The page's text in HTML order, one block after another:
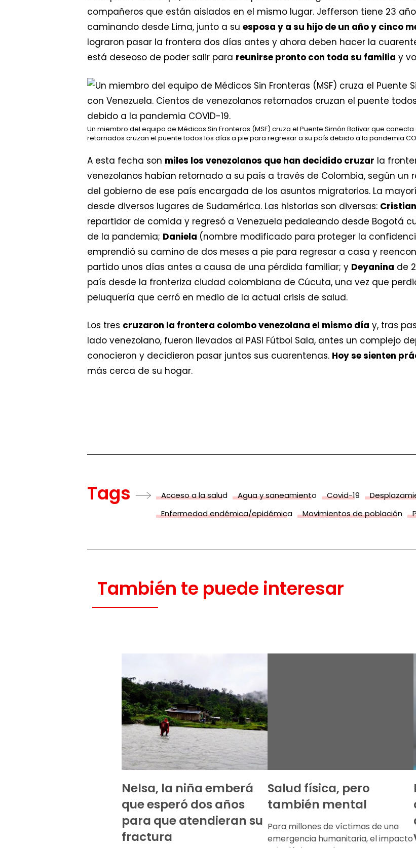
compañeros que están aislados en el mismo lugar. Jefferson tiene 23
caminando desde Lima, junto a su esposa y a su hijo de un año y cinco
lograron pasar la frontera dos días antes y ahora deben hacer la
está deseoso de poder salir para reunirse pronto con toda su familia y
Un miembro del equipo de Médicos Sin Fronteras (MSF) cruza el Puente Simón Bolívar que
retornados cruzan el puente todos los días a pie para regresar a su país debido a la pandemia
A esta fecha son miles los venezolanos que han decidido cruzar la
venezolanos habían retornado a su país a través de Colombia, según un
del gobierno de ese país encargada de los asuntos migratorios. La
desde diversos lugares de Sudamérica. Las historias son diversas: Cristian
repartidor de comida y regresó a Venezuela pedaleando desde Bogotá
de la pandemia; Daniela (nombre modificado para proteger la
emprendió su camino de dos meses a pie para regresar a casa y
partido unos días antes a causa de una pérdida familiar; y Deyanina de
país desde la fronteriza ciudad colombiana de Cúcuta, una vez que
peluquería que cerró en medio de la actual crisis de salud.
Los tres cruzaron la frontera colombo venezolana el mismo día y, tras
lado venezolano, fueron llevados al PASI Fútbol Sala, antes un complejo
conocieron y decidieron pasar juntos sus cuarentenas. Hoy se sienten
más cerca de su hogar.
Tags Acceso a la salud Agua y saneamiento Covid-19
Enfermedad endémica/epidémica
Movimientos de población
También te puede interesar
Nelsa, la niña emberá
que esperó dos años
para que atendieran su
fractura
Salud física, pero
también mental
Para millones de víctimas de una
emergencia humanitaria, el impacto